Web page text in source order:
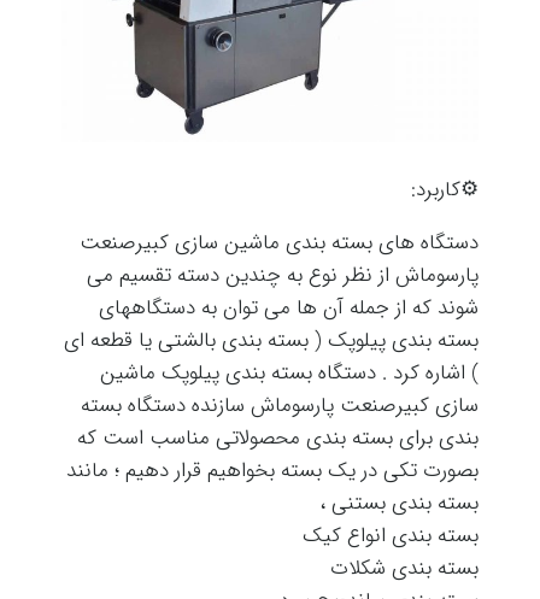
⚙️کاربرد:
دستگاه های بسته بندی ماشین سازی کبیرصنعت
پارسوماش از نظر نوع به چندین دسته تقسیم می
شوند که از جمله آن ها می توان به دستگاههای
بسته بندی پیلوپک ( بسته بندی بالشتی یا قطعه ای
) اشاره کرد . دستگاه بسته بندی پیلوپک ماشین
سازی کبیرصنعت پارسوماش سازنده دستگاه بسته
بندی برای بسته بندی محصولاتی مناسب است که
بصورت تکی در یک بسته بخواهیم قرار دهیم ؛ مانند
بسته بندی بستنی ،
بسته بندی انواع کیک
بسته بندی شکلات